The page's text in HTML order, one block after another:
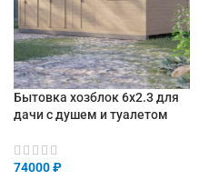
Бытовка хозблок 6х2.3 для
дачи с душем и туалетом
74000₽